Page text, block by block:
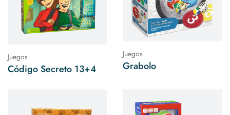
Juegos
Código Secreto 13+4
Juegos
Grabolo